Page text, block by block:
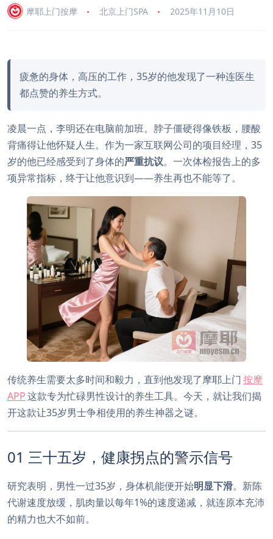
摩耶上门按摩 北京上门SPA 2025年11月10日
疲惫的身体，高压的工作，35岁的他发现了一种连医生
都点赞的养生方式。
凌晨一点，李明还在电脑前加班。脖子僵硬得像铁板，腰酸
背痛得让他怀疑人生。作为一家互联网公司的项目经理，35
岁的他已经感受到了身体的严重抗议。一次体检报告上的多
项异常指标，终于让他意识到——养生再也不能等了。
传统养生需要太多时间和毅力，直到他发现了摩耶上门 按摩
APP这款专为忙碌男性设计的养生工具。今天，就让我们揭
开这款让35岁男士争相使用的养生神器之谜。
01 三十五岁，健康拐点的警示信号
研究表明，男性一过35岁，身体机能便开始明显下滑。新陈
代谢速度放缓，肌肉量以每年1%的速度递减，就连原本充沛
的精力也大不如前。